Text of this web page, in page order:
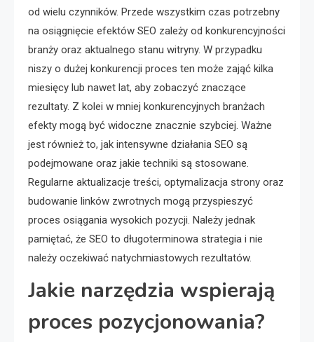
od wielu czynników. Przede wszystkim czas potrzebny
na osiągnięcie efektów SEO zależy od konkurencyjności
branży oraz aktualnego stanu witryny. W przypadku
niszy o dużej konkurencji proces ten może zająć kilka
miesięcy lub nawet lat, aby zobaczyć znaczące
rezultaty. Z kolei w mniej konkurencyjnych branżach
efekty mogą być widoczne znacznie szybciej. Ważne
jest również to, jak intensywne działania SEO są
podejmowane oraz jakie techniki są stosowane.
Regularne aktualizacje treści, optymalizacja strony oraz
budowanie linków zwrotnych mogą przyspieszyć
proces osiągania wysokich pozycji. Należy jednak
pamiętać, że SEO to długoterminowa strategia i nie
należy oczekiwać natychmiastowych rezultatów.
Jakie narzędzia wspierają
proces pozycjonowania?